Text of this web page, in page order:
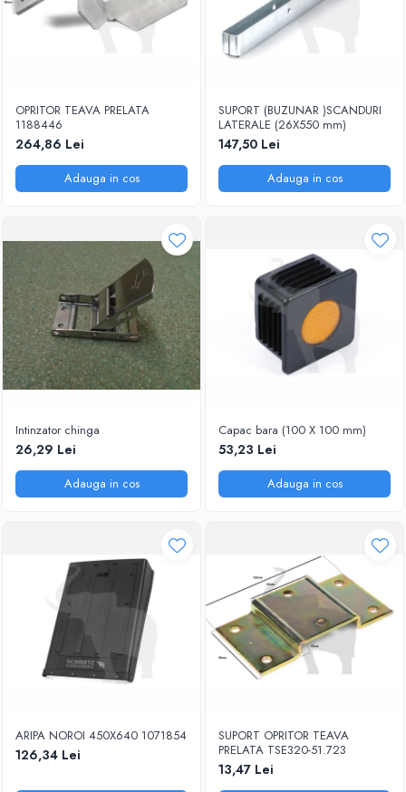
OPRITOR TEAVA PRELATA
1188446
264,86 Lei
Adauga in cos
SUPORT (BUZUNAR )SCANDURI
LATERALE (26X550 mm)
147,50 Lei
Adauga in cos
Intinzator chinga
26,29 Lei
Adauga in cos
Capac bara (100 X 100 mm)
53,23 Lei
Adauga in cos
ARIPA NOROI 450X640 1071854
126,34 Lei
SUPORT OPRITOR TEAVA
PRELATA TSE320-51.723
13,47 Lei